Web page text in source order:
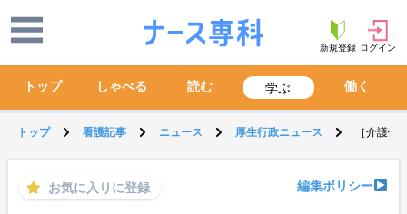
新規登録 ログイン
トップ しゃべる 読む 学ぶ 働く
トップ 看護記事 ニュース 厚生行政ニュース ［介護
お気に入りに登録 編集ポリシー